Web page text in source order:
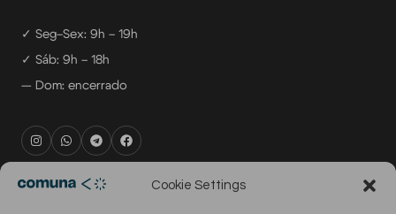
Cookie Settings
✓ Seg–Sex: 9h – 19h
✓ Sáb: 9h – 18h
— Dom: encerrado
rental@comuna.pt